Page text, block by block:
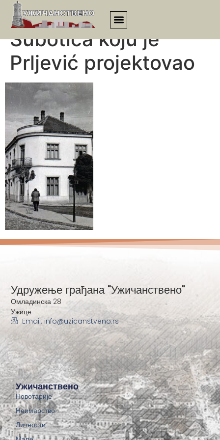
Kuća opančara Rada
Subotića koju je
Prljević projektovao
Ужичанствено
Новотарије
Неимарство
Личности
Удружење грађана "Ужичанствено"
Омладинска 28
Ужице
Email: info@uzicanstveno.rs